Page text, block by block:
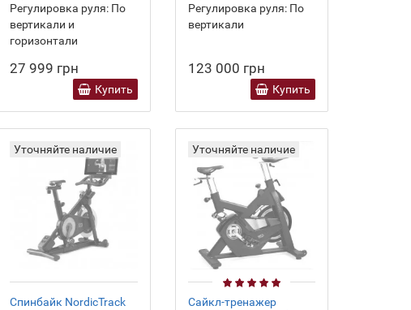
Регулировка руля: По
вертикали и
горизонтали
27 999 грн
Купить
Регулировка руля:По
вертикали
123 000 грн
Купить
Уточняйте наличие
Спинбайк NordicTrack
Уточняйте наличие
Сайкл-тренажер